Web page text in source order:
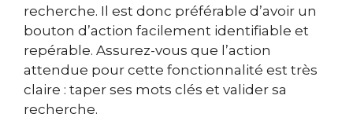
recherche. Il est donc préférable d’avoir un
bouton d’action facilement identifiable et
repérable. Assurez-vous que l’action
attendue pour cette fonctionnalité est très
claire : taper ses mots clés et valider sa
recherche.